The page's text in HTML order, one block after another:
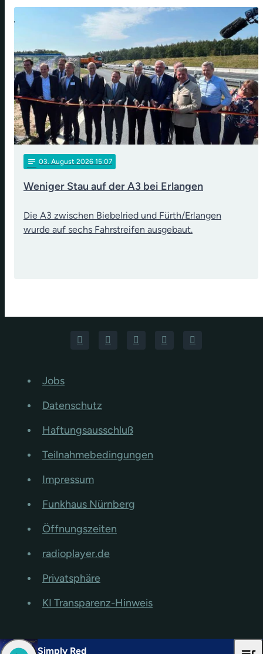
notes 03. August 2026 15:07
Weniger Stau auf der A3 bei Erlangen
Die A3 zwischen Biebelried und Fürth/Erlangen
wurde auf sechs Fahrstreifen ausgebaut.
Jobs
Datenschutz
Haftungsausschluß
Teilnahmebedingungen
Impressum
Funkhaus Nürnberg
Öffnungszeiten
radioplayer.de
Privatsphäre
KI Transparenz-Hinweis
Simply Red